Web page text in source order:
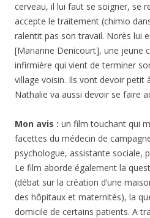
cerveau, il lui faut se soigner, se
accepte le traitement (chimio
ralentit pas son travail. Norès lui
[Marianne Denicourt], une jeune
infirmière qui vient de terminer
village voisin. Ils vont devoir petit
Nathalie va aussi devoir se faire
Mon avis : un film touchant qui
facettes du médecin de
psychologue, assistante sociale,
Le film aborde également la
(débat sur la création d’une
des hôpitaux et maternités), la
domicile de certains patients. A